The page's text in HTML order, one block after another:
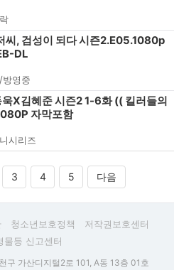
씨, 검성이 되다 시즌2.E05.1080p
DL
영중
X김혜준 시즌2 1-6화 (( 킬러들의
자막포함
시리즈
3 4 5 다음
청소년보호정책
저작권보호센터
물등 신고센터
구 가산디지털2로 101, A동 13층 01호